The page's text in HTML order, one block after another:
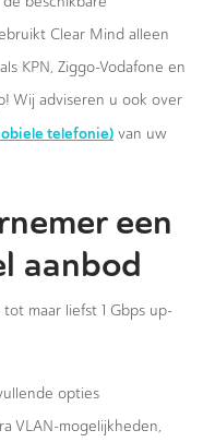
Clear Mind alleen
KPN, Ziggo-Vodafone en
Wij adviseren u ook over
telefonie) van uw
een
aanbod
maar liefst 1 Gbps up-
opties
VLAN-mogelijkheden,